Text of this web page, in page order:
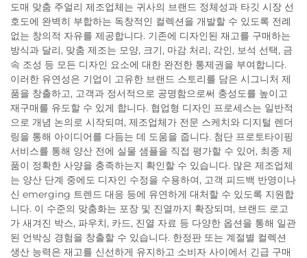
도매 맞춤 주얼리 제조업체는 귀사의 브랜드 정체성과 타깃 시장 선
호도에 완벽히 부합하는 독창적인 컬렉션을 개발할 수 있도록 전례
없는 창의적 자유를 제공합니다. 기존에 디자인된 재고를 구매하는
방식과 달리, 맞춤 제조는 모양, 크기, 마감 처리, 각인, 보석 선택, 금
속 조성 등 모든 디자인 요소에 대한 완전한 통제권을 부여합니다.
이러한 유연성은 기업이 고유한 브랜드 스토리를 담은 시그니처 제
품을 창출하고, 고객과 정서적으로 공명함으로써 충성도를 높이고
재구매를 유도할 수 있게 합니다. 협업형 디자인 프로세스는 일반적
으로 개념 논의로 시작되며, 제조업체가 전문 스케치와 디지털 렌더
링을 통해 아이디어를 다듬는 데 도움을 줍니다. 첨단 프로토타이핑
서비스를 통해 양산 전에 실물 샘플을 직접 평가할 수 있어, 최종 제
품이 정확한 사양을 충족하는지 확인할 수 있습니다. 많은 제조업체
는 양산 단계 중에도 디자인 수정을 수용하여, 고객 피드백 반영이나
신 emerging 트렌드 대응 등에 유연하게 대처할 수 있도록 지원합
니다. 이 수준의 맞춤화는 포장 및 진열까지 확장되며, 브랜드 로고
가 새겨진 박스, 파우치, 카드, 진열 자료 등 다양한 옵션을 통해 일관
된 언박싱 경험을 창출할 수 있습니다. 한정판 또는 계절별 컬렉션
생산 능력은 재고를 신선하게 유지하고 소비자 사이에서 긴급 구매